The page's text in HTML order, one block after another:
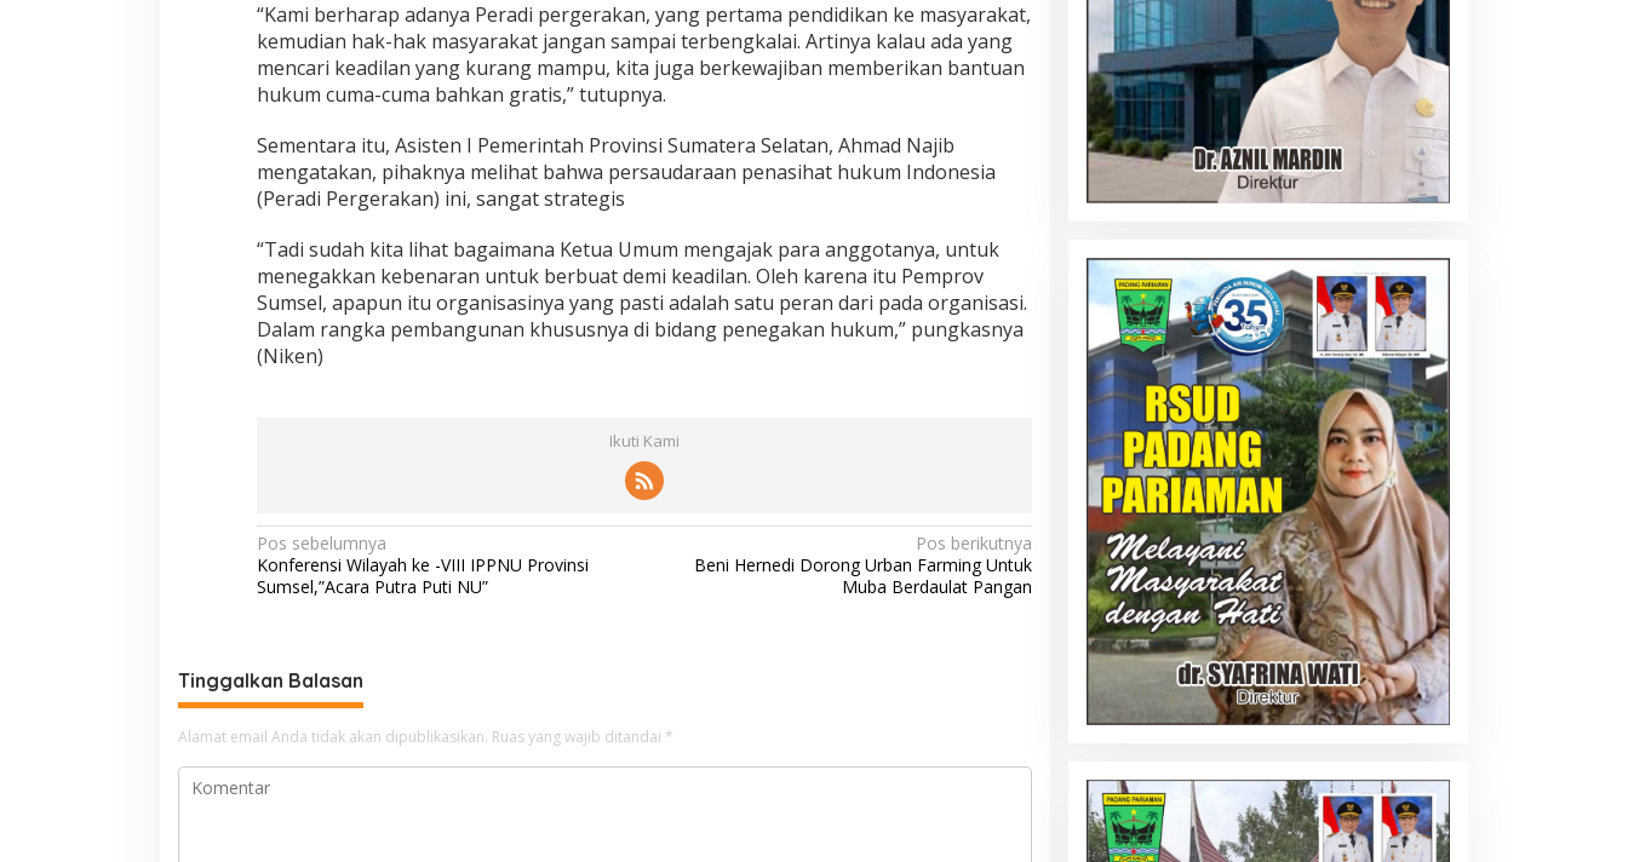
“Kami berharap adanya Peradi pergerakan, yang pertama pendidikan ke masyarakat,
kemudian hak-hak masyarakat jangan sampai terbengkalai. Artinya kalau ada yang
mencari keadilan yang kurang mampu, kita juga berkewajiban memberikan bantuan
hukum cuma-cuma bahkan gratis,” tutupnya.
Sementara itu, Asisten I Pemerintah Provinsi Sumatera Selatan, Ahmad Najib
mengatakan, pihaknya melihat bahwa persaudaraan penasihat hukum Indonesia
(Peradi Pergerakan) ini, sangat strategis
“Tadi sudah kita lihat bagaimana Ketua Umum mengajak para anggotanya, untuk
menegakkan kebenaran untuk berbuat demi keadilan. Oleh karena itu Pemprov
Sumsel, apapun itu organisasinya yang pasti adalah satu peran dari pada organisasi.
Dalam rangka pembangunan khususnya di bidang penegakan hukum,” pungkasnya
(Niken)
Ikuti Kami
N
a
g
a
s
i
Pos sebelumnya
Konferensi Wilayah ke -VIII IPPNU Provinsi
Sumsel,”Acara Putra Puti NU”
Pos berikutnya
Beni Hernedi Dorong Urban Farming Untuk
Muba Berdaulat Pangan
Tinggalkan Balasan
Alamat email Anda tidak akan dipublikasikan. Ruas yang wajib ditandai *